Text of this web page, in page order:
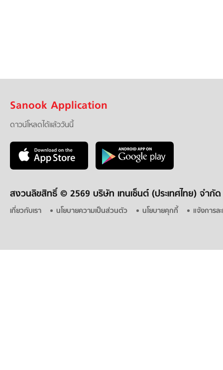
Sanook Application
ดาวน์โหลดได้แล้ววันนี้
สงวนลิขสิทธิ์ © 2569 บริษัท เทนเซ็นต์ (ประเทศไทย) จำกัด
เกี่ยวกับเรา นโยบายความเป็นส่วนตัว นโยบายคุกกี้ แจ้งการล